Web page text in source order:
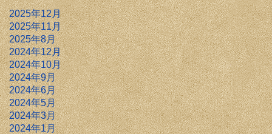
2025年12月
2025年11月
2025年8月
2024年12月
2024年10月
2024年9月
2024年6月
2024年5月
2024年3月
2024年1月